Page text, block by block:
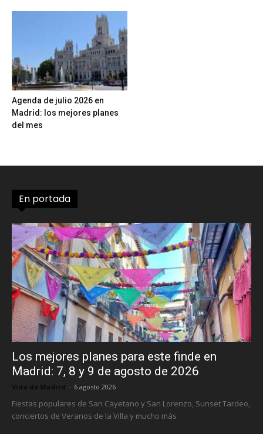
Agenda de julio 2026 en
Madrid: los mejores planes
del mes
En portada
Los mejores planes para este finde en
Madrid: 7, 8 y 9 de agosto de 2026
Vida de Madrid - 6 agosto 2026
Fiestas populares de San Cayetano y San Lorenzo, Sunset Tardeo,
conciertos de Veranos de la Villa y mucho más